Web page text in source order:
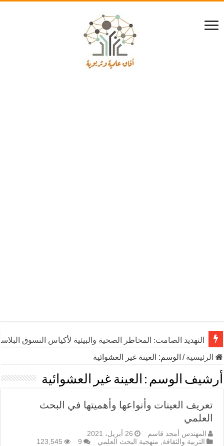
التهديد الصامت: المخاطر الصحية والبيئية لأكياس التسوق
الرئيسية/ الوسم: العينة غير العشوائية
أرشيف الوسم : العينة غير العشوائية
تعريف العينات وأنواعها وأهميتها في البحث
العلمي
المهندس أمجد قاسم
26 أبريل، 2021
التربية والثقافة, منهجية البحث العلمي 9
123,545